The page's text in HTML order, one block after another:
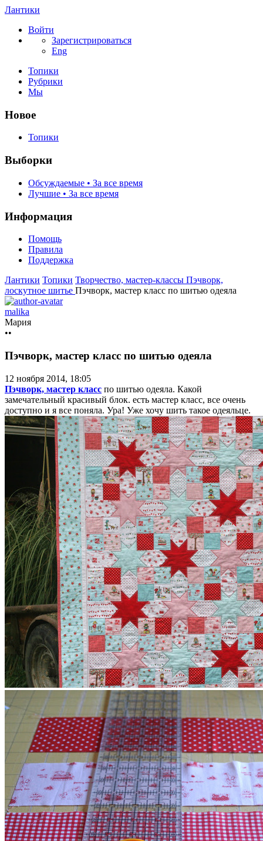
Лантики
Войти
Зарегистрироваться
Eng
Топики
Рубрики
Мы
Новое
Топики
Выборки
Обсуждаемые • За все время
Лучшие • За все время
Информация
Помощь
Правила
Поддержка
Лантики Топики Творчество, мастер-классы Пэчворк,
лоскутное шитье Пэчворк, мастер класс по шитью одеяла
malika
Мария
••
Пэчворк, мастер класс по шитью одеяла
12 ноября 2014, 18:05
Пэчворк, мастер класс по шитью одеяла. Какой
замечательный красивый блок. есть мастер класс, все очень
доступно и я все поняла. Ура! Уже хочу шить такое одеяльце.